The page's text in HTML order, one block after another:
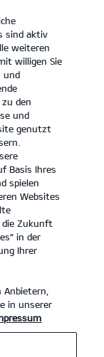
KONTAKT
Konfigurator
sind aktiv
weiteren
willigen Sie
und
den
und
genutzt
Basis Ihres
spielen
Websites
Zukunft
in der
Ihrer
in unserer